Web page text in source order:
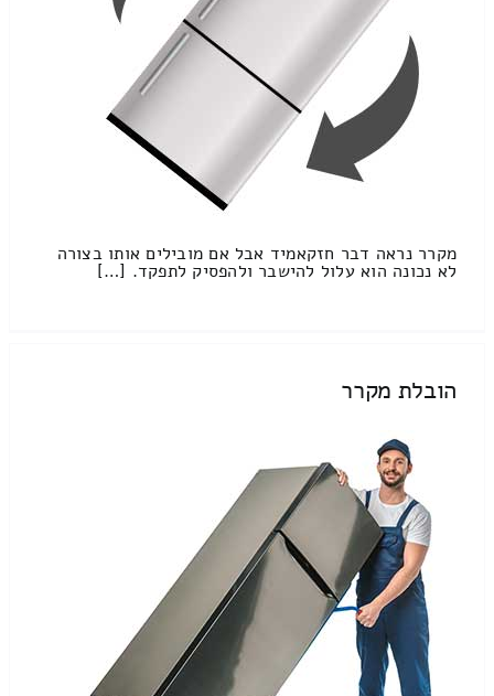
מקרר נראה דבר חזקאמיד אבל אם מובילים אותו בצורה
לא נכונה הוא עלול להישבר ולהפסיק לתפקד. […]
הובלת מקרר